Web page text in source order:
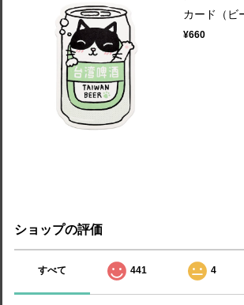
カード（ビ
¥660
ショップの評価
すべて 441 4